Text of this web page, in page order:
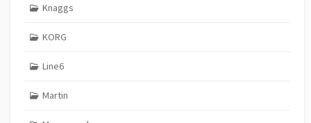
Knaggs
KORG
Line6
Martin